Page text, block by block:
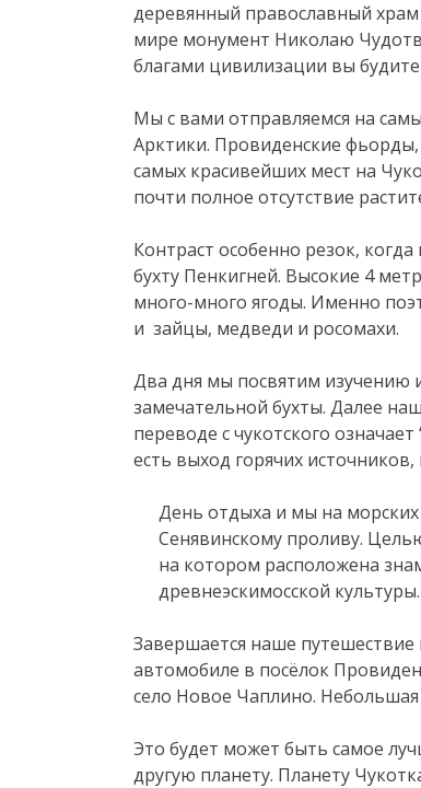
деревянный православный
мире монумент Николаю
благами цивилизации вы
Мы с вами отправляемся на
Арктики. Провиденские
самых красивейших мест на
почти полное отсутствие
Контраст особенно резок,
бухту Пенкигней. Высокие 4
много-много ягоды. Именно
и зайцы, медведи и росомахи.
Два дня мы посвятим изучению
замечательной бухты. Далее
переводе с чукотского
есть выход горячих
День отдыха и мы на
Сенявинскому проливу.
на котором расположена
древнеэскимосской культуры.
Завершается наше
автомобиле в посёлок
село Новое Чаплино.
Это будет может быть самое
другую планету. Планету